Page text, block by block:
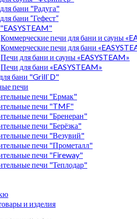
бани "Радуга"
бани “Гефест”
Коммерческие печи для бани и сауны
Коммерческие печи для бани
Печи для бани и сауны «EASYSTEAM»
Печи для бани «EASYSTEAM»
бани "Grill`D"
печи
печи "Ермак"
печи "TMF"
печи "Бренеран"
печи "Берёзка"
печи "Везувий"
печи "Прометалл"
печи "Fireway"
печи "Теплодар"
и изделия